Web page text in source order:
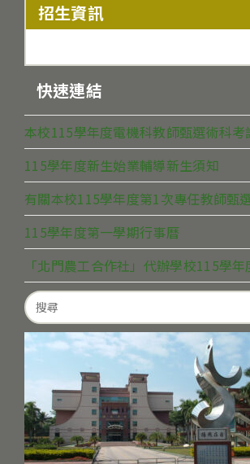
招生資訊
快速連結
本校115學年度電機科教師甄選術科考
115學年度新生始業輔導新生須知
有關本校115學年度第1次專任教師甄
115學年度第一學期行事曆
「北門農工合作社」代辦學校115學
Search
for: